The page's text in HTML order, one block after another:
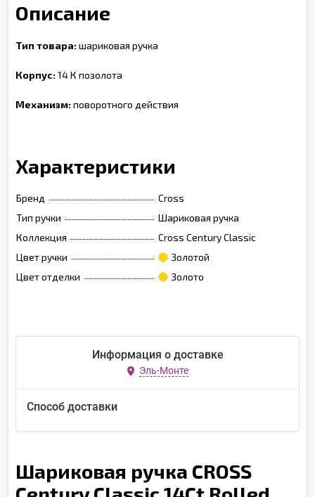
Описание
Тип товара:шариковая ручка
Корпус:14 К позолота
Механизм:поворотного действия
Характеристики
Бренд
Cross
Тип ручки
Шариковая ручка
Коллекция
Cross Century Classic
Цвет ручки
Золотой
Цвет отделки
Золото
Информация о доставке
Эль-Монте
Способ доставки
Шариковая ручка CROSS